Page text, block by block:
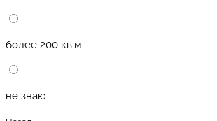
более 200 кв.м.
не знаю